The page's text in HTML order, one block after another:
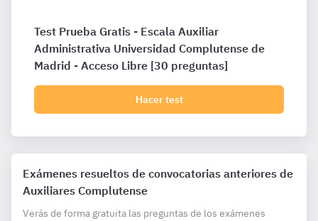
Test Prueba Gratis - Escala Auxiliar
Administrativa Universidad Complutense de
Madrid - Acceso Libre [30 preguntas]
Hacer test
Exámenes resueltos de convocatorias anteriores de
Auxiliares Complutense
Verás de forma gratuita las preguntas de los exámenes